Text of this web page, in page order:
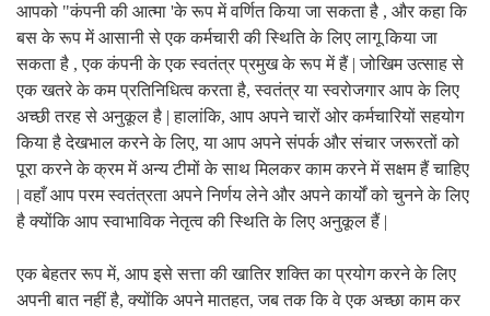
आपको "कंपनी की आत्मा 'के रूप में वर्णित किया जा सकता है , और कहा कि
बस के रूप में आसानी से एक कर्मचारी की स्थिति के लिए लागू किया जा
सकता है , एक कंपनी के एक स्वतंत्र प्रमुख के रूप में हैं | जोखिम उत्साह से
एक खतरे के कम प्रतिनिधित्व करता है, स्वतंत्र या स्वरोजगार आप के लिए
अच्छी तरह से अनुकूल है | हालांकि, आप अपने चारों ओर कर्मचारियों सहयोग
किया है देखभाल करने के लिए, या आप अपने संपर्क और संचार जरूरतों को
पूरा करने के क्रम में अन्य टीमों के साथ मिलकर काम करने में सक्षम हैं चाहिए
| वहाँ आप परम स्वतंत्रता अपने निर्णय लेने और अपने कार्यों को चुनने के लिए
है क्योंकि आप स्वाभाविक नेतृत्व की स्थिति के लिए अनुकूल हैं |
एक बेहतर रूप में, आप इसे सत्ता की खातिर शक्ति का प्रयोग करने के लिए
अपनी बात नहीं है, क्योंकि अपने मातहत, जब तक कि वे एक अच्छा काम कर